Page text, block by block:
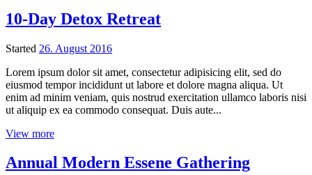
10-Day Detox Retreat
Started 26. August 2016
Lorem ipsum dolor sit amet, consectetur adipisicing elit, sed do
eiusmod tempor incididunt ut labore et dolore magna aliqua. Ut
enim ad minim veniam, quis nostrud exercitation ullamco laboris nisi
ut aliquip ex ea commodo consequat. Duis aute...
View more
Annual Modern Essene Gathering